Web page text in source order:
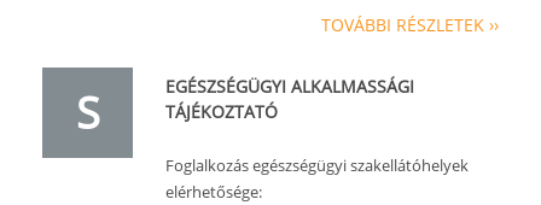
TOVÁBBI RÉSZLETEK ››
S
EGÉSZSÉGÜGYI ALKALMASSÁGI
TÁJÉKOZTATÓ
Foglalkozás egészségügyi szakellátóhelyek
elérhetősége: